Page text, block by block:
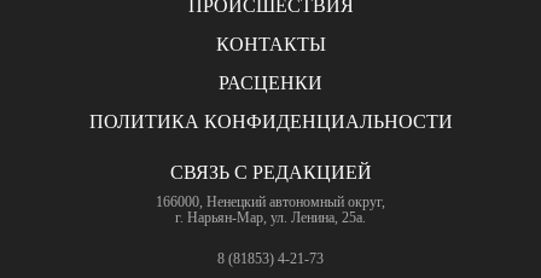
ПРОИСШЕСТВИЯ
КОНТАКТЫ
РАСЦЕНКИ
ПОЛИТИКА КОНФИДЕНЦИАЛЬНОСТИ
СВЯЗЬ С РЕДАКЦИЕЙ
166000, Ненецкий автономный округ,
г. Нарьян-Мар, ул. Ленина, 25а.
8 (81853) 4-21-73